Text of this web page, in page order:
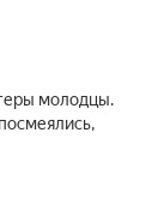
молодцы.